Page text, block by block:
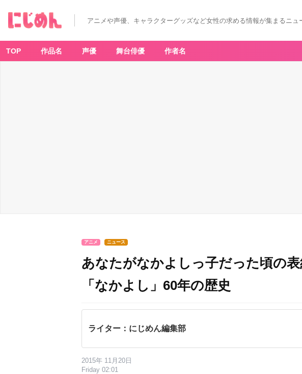
アニメや声優、キャラクターグッズなど女性の求める情報が集まるニュ
TOP 作品名 声優 舞台俳優 作者名
アニメ ニュース
あなたがなかよしっ子だった頃の
「なかよし」60年の歴史
ライター：にじめん編集部
2015年 11月20日
Friday 02:01